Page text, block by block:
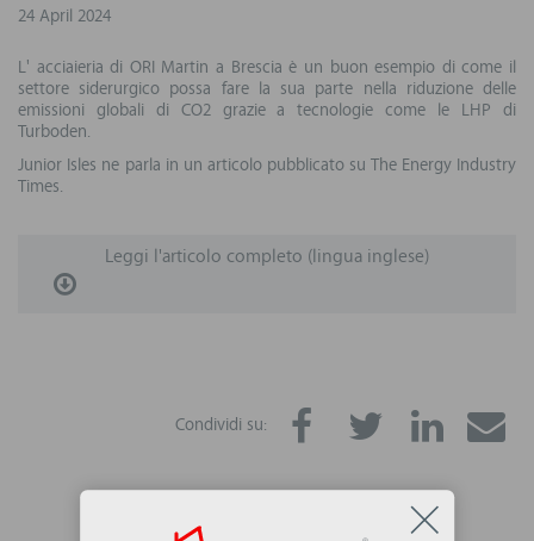
24 April 2024
L' acciaieria di ORI Martin a Brescia è un buon esempio di come il
settore siderurgico possa fare la sua parte nella riduzione delle
emissioni globali di CO2 grazie a tecnologie come le LHP di
Turboden.
Junior Isles ne parla in un articolo pubblicato su The Energy Industry
Times.
Leggi l'articolo completo (lingua inglese)
Condividi su: